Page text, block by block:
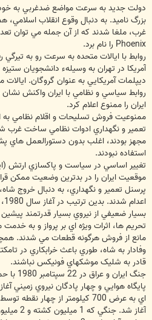
دولت جديد به سرعت مواضع ضدغربي به
بزرگ ناميد. به دنبال وقوع انقلاب اسلامي،
Phoenix را نام برد.
روابط با ايالات متحده به سرعت رو به
ديپلمات آمريکايي به عنوان گروگان. ايالات
روابط سياسي و نظامي با ايران واکنش
ايران را ممنوع اعلام کرد.
ممنوعيت فروش تسليحات و اقلام نظامي به
تعمير و نگهداري ادوات نظامي ساخت غرب
مجهز بودند، اغلب بدون دستورالعمل هاي
استفاده نبودند.
تغيير اساسي در سياست و پاکسازي ارتش
موقعيت ايران را در بدترين وضعيت ممکن
پرسنل تعمير و نگهداري، به دنبال خروج
بسيار ضعيفي از نيروي بسيار قدرتمند
تحريم ها، اثرات ويژه اي بر پرواز و به
مانع از فروش هرگونه قطعات مي شدند.
وفادار به شاه، طوري باعث خرابکاري در
قادر به شليک موشکهاي فونيکس نباشند.
جنگ ايران
پايگاه هوايي و چهار پادگان نيروي زميني
آغاز شد.